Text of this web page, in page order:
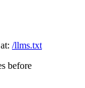
/llms.txt
before